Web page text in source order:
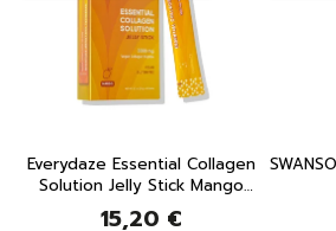
Everydaze Essential Collagen
Solution Jelly Stick Mango
10x20 g
15,20 €